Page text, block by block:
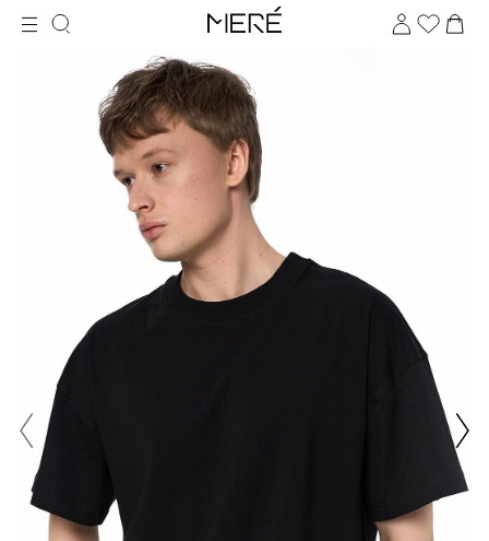
Для клиентов всех банков
Разбейте
на части
без переплат
График платежей
Сегодня
25
Добавляйте товары